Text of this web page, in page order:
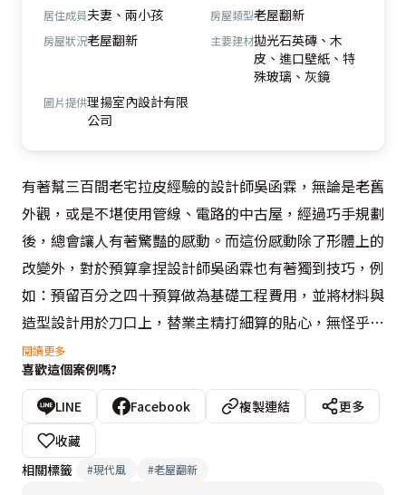
居住成員夫妻、兩小孩 房屋類型老屋翻新
房屋狀況老屋翻新 主要建材拋光石英磚、木
皮、進口壁紙、特
殊玻璃、灰鏡
圖片提供理揚室內設計有限
公司
有著幫三百間老宅拉皮經驗的設計師吳函霖，無論是老舊
外觀，或是不堪使用管線、電路的中古屋，經過巧手規劃
後，總會讓人有著驚豔的感動。而這份感動除了形體上的
改變外，對於預算拿捏設計師吳函霖也有著獨到技巧，例
如：預留百分之四十預算做為基礎工程費用，並將材料與
造型設計用於刀口上，替業主精打細算的貼心，無怪乎成
為許多中古屋業主首選。
走進位於板橋，屋齡近三十年的獨棟別墅，經過改造後通
透的樓梯設計，吸引住了來訪者目光，少量而大面積的木
質紋理，用色澤暖化玄關視覺，延伸鞋櫃線條為層板妝點
閱讀更多
喜歡這個案例嗎?
LINE Facebook 複製連結
更多
收藏
相關標籤
#現代風 #老屋翻新